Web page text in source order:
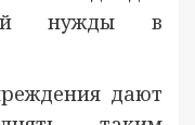
нужды в
дают